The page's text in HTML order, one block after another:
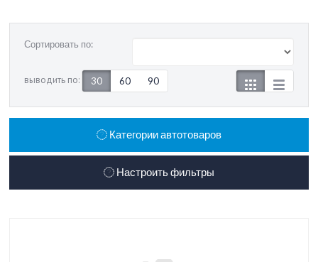
Сортировать по:
выводить по: 30 60 90
Категории автотоваров
Настроить фильтры